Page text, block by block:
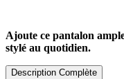
Ajoute ce pantalon
stylé au quotidien.
Description Complète